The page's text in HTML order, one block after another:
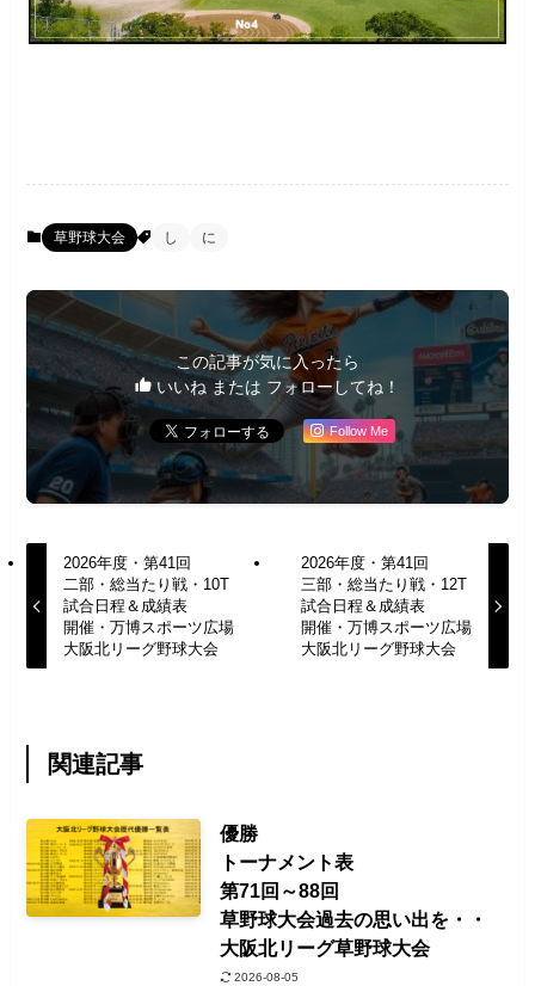
草野球大会 し に
この記事が気に入ったら
いいね または フォローしてね！
Follow Me
2026年度・第41回
二部・総当たり戦・10T
試合日程＆成績表
開催・万博スポーツ広場
大阪北リーグ野球大会
2026年度・第41回
三部・総当たり戦・12T
試合日程＆成績表
開催・万博スポーツ広場
大阪北リーグ野球大会
関連記事
優勝
トーナメント表
第71回～88回
草野球大会過去の思い出を・・
大阪北リーグ草野球大会
2026-08-05